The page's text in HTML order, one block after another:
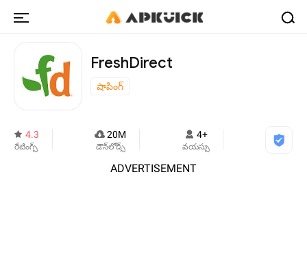
FreshDirect
షాపింగ్
4.3
రేటింగ్స్
20M
డౌన్‌లోడ్స్
4+
వయస్సు
ADVERTISEMENT